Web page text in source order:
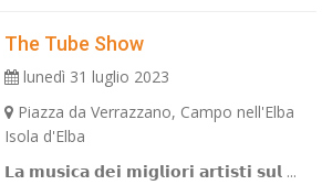
The Tube Show
lunedì 31 luglio 2023
Piazza da Verrazzano, Campo nell'Elba
Isola d'Elba
𝗟𝗮 𝗺𝘂𝘀𝗶𝗰𝗮 𝗱𝗲𝗶 𝗺𝗶𝗴𝗹𝗶𝗼𝗿𝗶 𝗮𝗿𝘁𝗶𝘀𝘁𝗶 𝘀𝘂𝗹 ...